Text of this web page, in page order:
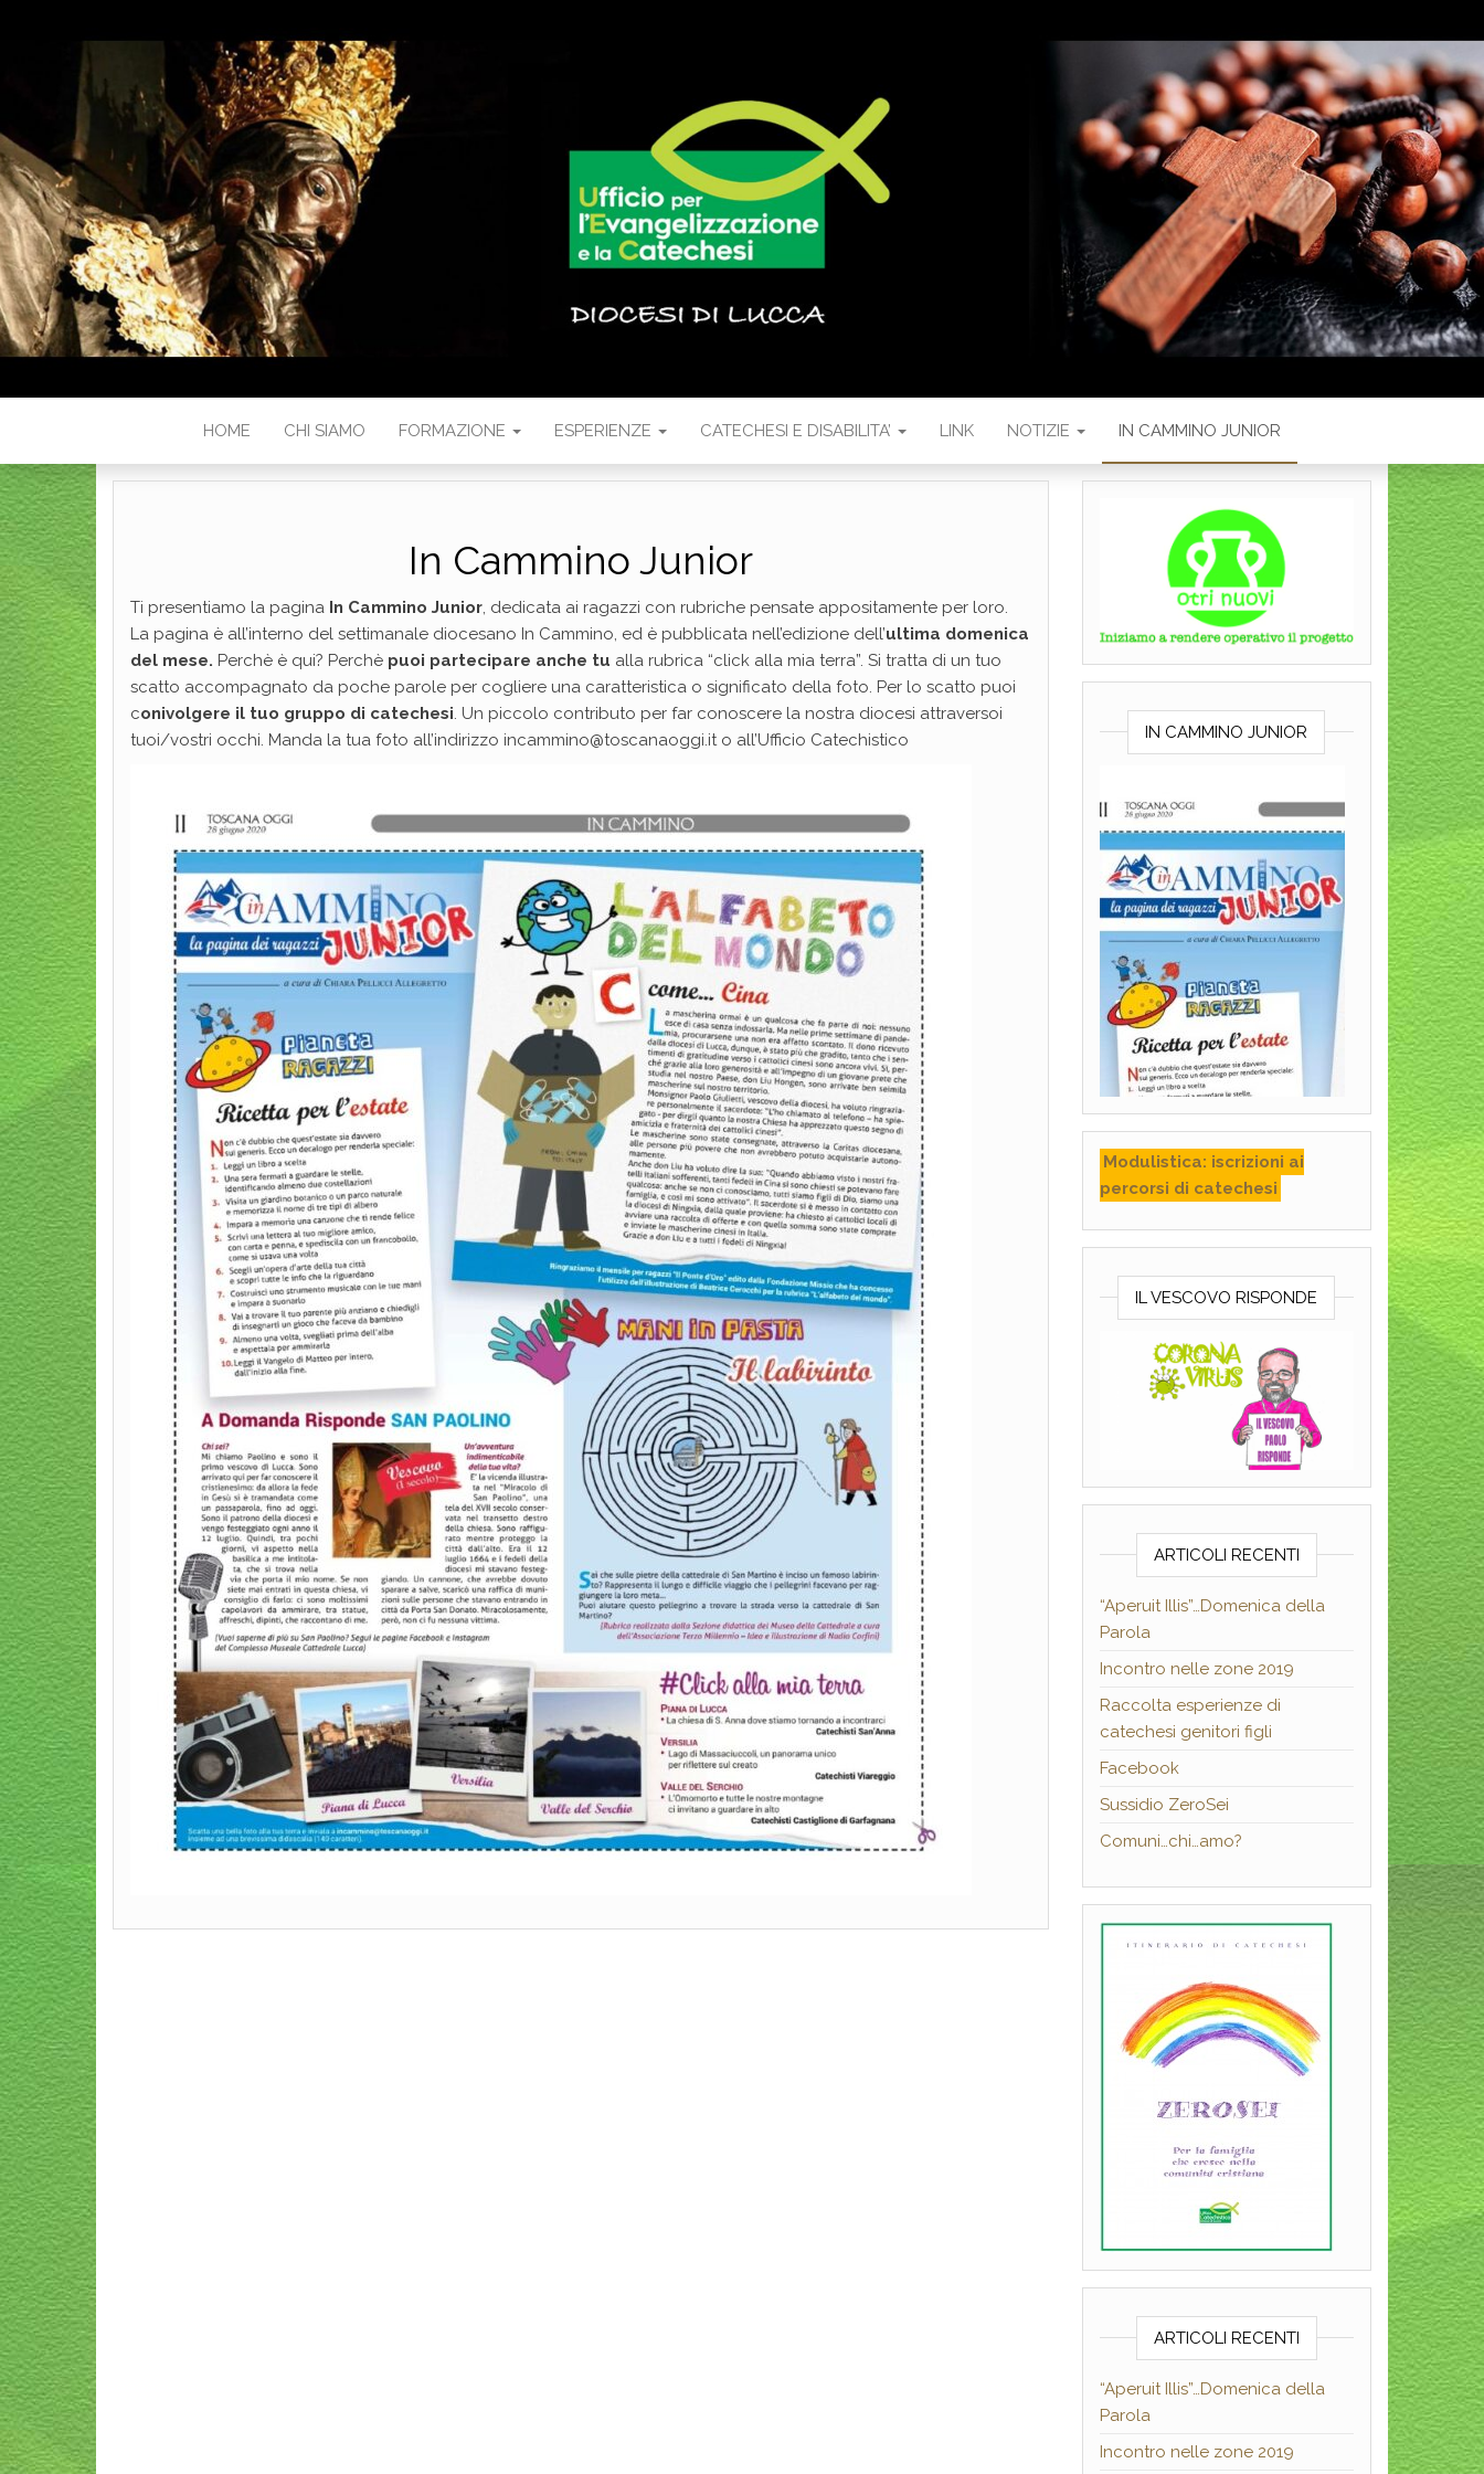
HOME CHI SIAMO FORMAZIONE ESPERIENZE CATECHESI E DISABILITA’ LINK NOTIZIE IN CAMMINO JUNIOR
In Cammino Junior
Ti presentiamo la pagina In Cammino Junior, dedicata ai ragazzi con rubriche pensate appositamente per loro.
La pagina è all’interno del settimanale diocesano In Cammino, ed è pubblicata nell’edizione dell’ultima domenica
del mese. Perchè è qui? Perchè puoi partecipare anche tu alla rubrica “click alla mia terra”. Si tratta di un tuo
scatto accompagnato da poche parole per cogliere una caratteristica o significato della foto. Per lo scatto puoi
conivolgere il tuo gruppo di catechesi. Un piccolo contributo per far conoscere la nostra diocesi attraversoi
tuoi/vostri occhi. Manda la tua foto all’indirizzo incammino@toscanaoggi.it o all’Ufficio Catechistico
IN CAMMINO JUNIOR
Modulistica: iscrizioni ai
percorsi di catechesi
IL VESCOVO RISPONDE
ARTICOLI RECENTI
“Aperuit Illis”…Domenica della
Parola
Incontro nelle zone 2019
Raccolta esperienze di
catechesi genitori figli
Facebook
Sussidio ZeroSei
Comuni…chi…amo?
ARTICOLI RECENTI
“Aperuit Illis”…Domenica della
Parola
Incontro nelle zone 2019